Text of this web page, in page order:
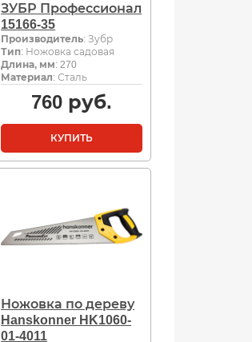
ЗУБР Профессионал
15166-35
Производитель: Зубр
Тип: Ножовка садовая
Длина, мм: 270
Материал: Сталь
760 руб.
КУПИТЬ
Ножовка по дереву
Hanskonner HK1060-
01-4011